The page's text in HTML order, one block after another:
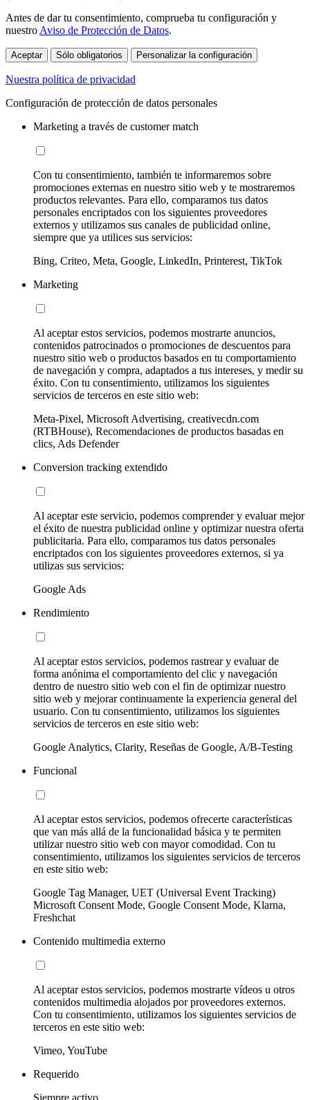
Antes de dar tu consentimiento, comprueba tu configuración y
nuestro Aviso de Protección de Datos.
Aceptar Sólo obligatorios Personalizar la configuración
Nuestra política de privacidad
Configuración de protección de datos personales
Marketing a través de customer match
Con tu consentimiento, también te informaremos sobre
promociones externas en nuestro sitio web y te mostraremos
productos relevantes. Para ello, comparamos tus datos
personales encriptados con los siguientes proveedores
externos y utilizamos sus canales de publicidad online,
siempre que ya utilices sus servicios:
Bing, Criteo, Meta, Google, LinkedIn, Printerest, TikTok
Marketing
Al aceptar estos servicios, podemos mostrarte anuncios,
contenidos patrocinados o promociones de descuentos para
nuestro sitio web o productos basados en tu comportamiento
de navegación y compra, adaptados a tus intereses, y medir su
éxito. Con tu consentimiento, utilizamos los siguientes
servicios de terceros en este sitio web:
Meta-Pixel, Microsoft Advertising, creativecdn.com
(RTBHouse), Recomendaciones de productos basadas en
clics, Ads Defender
Conversion tracking extendido
Al aceptar este servicio, podemos comprender y evaluar mejor
el éxito de nuestra publicidad online y optimizar nuestra oferta
publicitaria. Para ello, comparamos tus datos personales
encriptados con los siguientes proveedores externos, si ya
utilizas sus servicios:
Google Ads
Rendimiento
Al aceptar estos servicios, podemos rastrear y evaluar de
forma anónima el comportamiento del clic y navegación
dentro de nuestro sitio web con el fin de optimizar nuestro
sitio web y mejorar continuamente la experiencia general del
usuario. Con tu consentimiento, utilizamos los siguientes
servicios de terceros en este sitio web:
Google Analytics, Clarity, Reseñas de Google, A/B-Testing
Funcional
Al aceptar estos servicios, podemos ofrecerte características
que van más allá de la funcionalidad básica y te permiten
utilizar nuestro sitio web con mayor comodidad. Con tu
consentimiento, utilizamos los siguientes servicios de terceros
en este sitio web:
Google Tag Manager, UET (Universal Event Tracking)
Microsoft Consent Mode, Google Consent Mode, Klarna,
Freshchat
Contenido multimedia externo
Al aceptar estos servicios, podemos mostrarte vídeos u otros
contenidos multimedia alojados por proveedores externos.
Con tu consentimiento, utilizamos los siguientes servicios de
terceros en este sitio web:
Vimeo, YouTube
Requerido
Siempre activo